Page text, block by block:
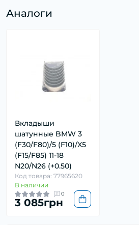
Аналоги
Вкладыши
шатунные BMW 3
(F30/F80)/5 (F10)/X5
(F15/F85) 11-18
N20/N26 (+0.50)
Код товара: 77965620
В наличии
0
3 085грн